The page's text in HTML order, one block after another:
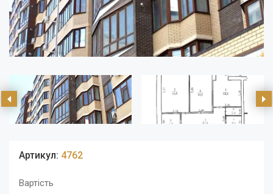
Артикул: 4762
Вартість